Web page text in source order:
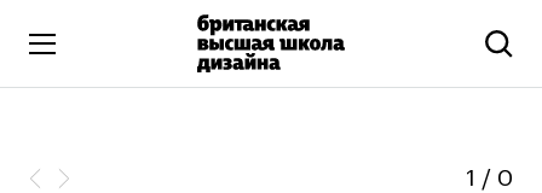
Искусство и дизайн
1 / 0